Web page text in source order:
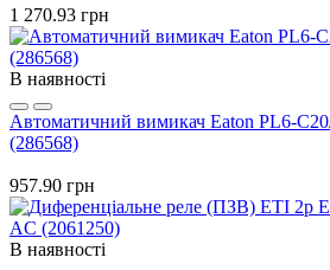
1 270.93 грн
В наявності
Автоматичний вимикач Eaton PL6-
(286568)
957.90 грн
В наявності